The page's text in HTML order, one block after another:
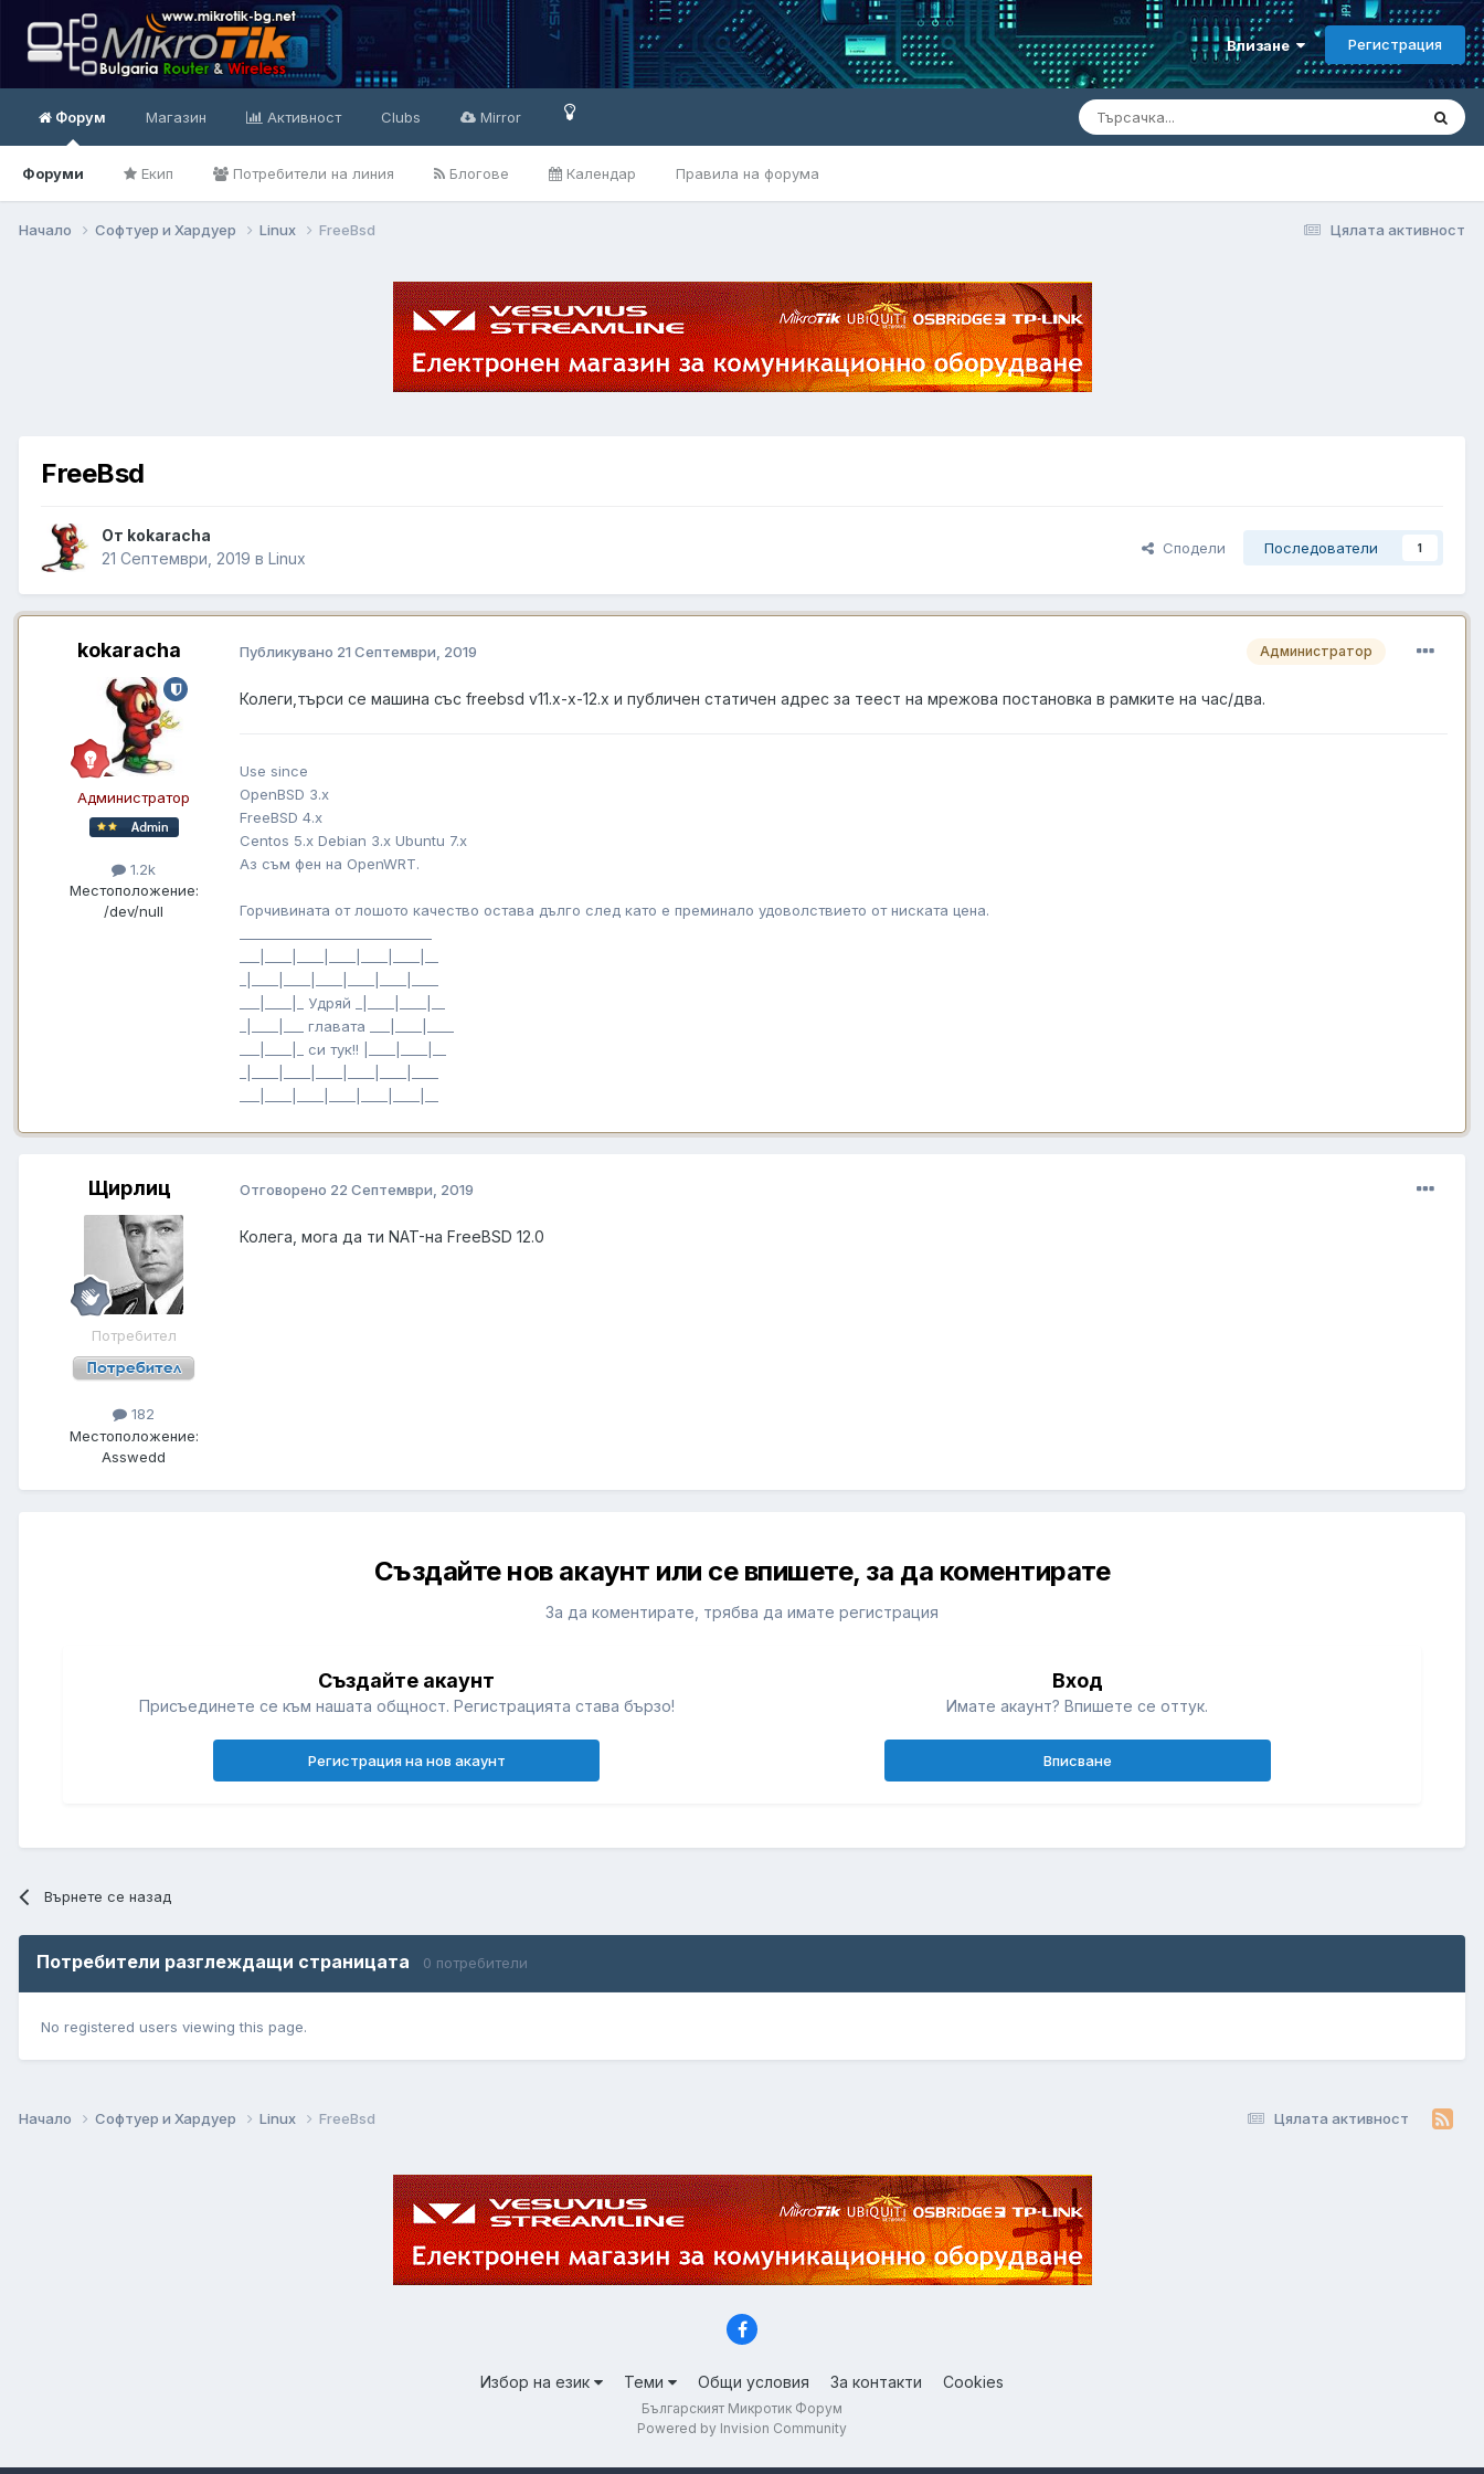
Влизане Регистрация
Форум
Форуми Екип Потребители на линия Блогове Календар Правила на форума
Магазин Активност Clubs Mirror
Цялата активност
Начало Софтуер и Хардуер Linux FreeBsd
FreeBsd
От kokaracha
21 Септември, 2019 в Linux
Сподели Последователи 1
kokaracha
Администратор
1.2k
Местоположение:
/dev/null
Администратор
Публикувано 21 Септември, 2019
Колеги,търси се машина със freebsd v11.x-x-12.x и публичен статичен адрес за теест на мрежова постановка в рамките на час/два.
Use since
OpenBSD 3.x
FreeBSD 4.x
Centos 5.x Debian 3.x Ubuntu 7.x
Аз съм фен на OpenWRT.
Горчивината от лошото качество остава дълго след като е преминало удоволствието от ниската цена.
___|____|_ Удряй _|____|____|__
_|____|___ главата ___|____|____
___|____|_ си тук!! |____|____|__
Щирлиц
Потребител
182
Местоположение:
Asswedd
Отговорено 22 Септември, 2019
Колега, мога да ти NAT-на FreeBSD 12.0
Създайте нов акаунт или се впишете, за да коментирате
За да коментирате, трябва да имате регистрация
Създайте акаунт
Присъединете се към нашата общност. Регистрацията става бързо!
Регистрация на нов акаунт
Вход
Имате акаунт? Впишете се оттук.
Вписване
Върнете се назад
Потребители разглеждащи страницата 0 потребители
No registered users viewing this page.
Цялата активност
Начало Софтуер и Хардуер Linux FreeBsd
Избор на език Теми Общи условия За контакти Cookies
Българският Микротик Форум
Powered by Invision Community